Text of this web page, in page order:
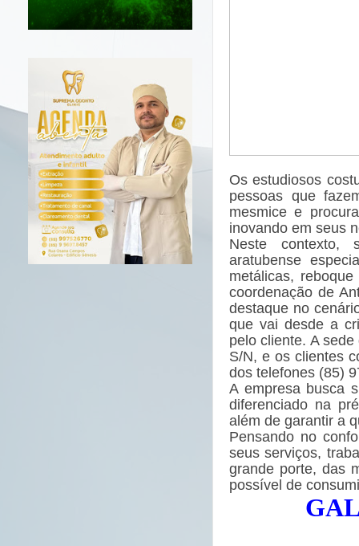
Os estudiosos
pessoas que
mesmice e
inovando em seus
Neste contexto,
aratubense
metálicas,
coordenação de
destaque no
que vai desde a
pelo cliente. A
S/N, e os clientes
dos telefones (85)
A empresa busca
diferenciado na
além de garantir a
Pensando no
seus serviços,
grande porte, das
possível de